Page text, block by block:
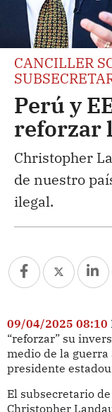
CANCILLER
Perú y
reforzar
Christopher
de nuestro
ilegal.
09/04/2025 08:10
“reforzar” su
medio de la
presidente
El subsecretario
Christopher